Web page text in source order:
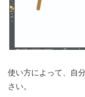
使い方によって、自
さい。